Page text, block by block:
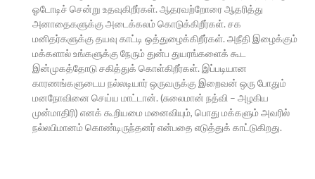
ஓடோடிச் சென்று உதவுகிறீர்கள். ஆதரவற்றோரை ஆதரித்து
அனாதைகளுக்கு அடைக்கலம் கொடுக்கிறீர்கள். சக
மனிதர்களுக்கு தயவு காட்டி ஒத்துழைக்கிறீர்கள். அநீதி இழைக்கும்
மக்களால் உங்களுக்கு நேரும் துன்ப துயரங்களைக் கூட
இன்முகத்தோடு சகித்துக் கொள்கிறீர்கள். இப்படியான
காரணங்களுடைய நல்லடியார் ஒருவருக்கு இறைவன் ஒரு போதும்
மனநோவினை செய்ய மாட்டான். (சுலைமான் நத்வி – அழகிய
முன்மாதிரி) எனக் கூறியமை மனைவியும், பொது மக்களும் அவரில்
நல்லபிமானம் கொண்டிருந்தனர் என்பதை எடுத்துக் காட்டுகிறது.